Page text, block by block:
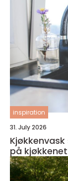
inspiration
31. July 2026
Kjøkkenvask små valg som gjør stor forskjell
på kjøkkenet